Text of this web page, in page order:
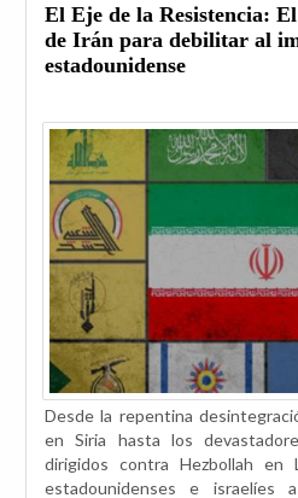
El Eje de la Resistencia:
de Irán para debilitar al
estadounidense
Desde la repentina
en Siria hasta los
dirigidos contra Hezbollah en
estadounidenses e israelíes